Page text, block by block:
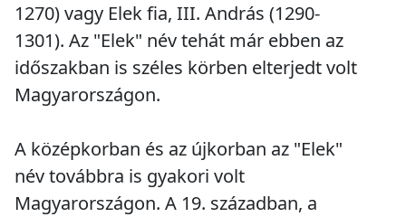
1270) vagy Elek fia, III. András (1290-
1301). Az "Elek" név tehát már ebben az
időszakban is széles körben elterjedt volt
Magyarországon.
A középkorban és az újkorban az "Elek"
név továbbra is gyakori volt
Magyarországon. A 19. században, a